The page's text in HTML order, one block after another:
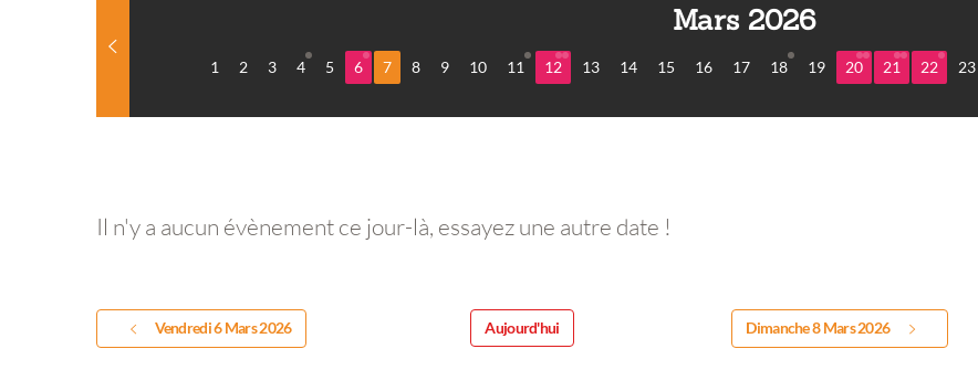
Mars 2026
1 2 3 4 5 6 7 8 9 10 11 12 13 14 15 16 17 18 19 20 21 22 23
Il n'y a aucun évènement ce jour-là, essayez une autre date !
Vendredi 6 Mars 2026 Aujourd'hui Dimanche 8 Mars 2026